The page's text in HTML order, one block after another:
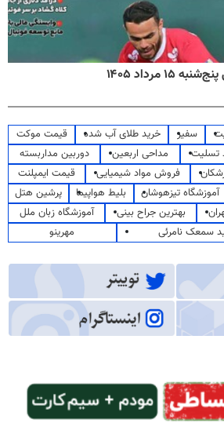
مرداد ۱۴۰۵
سفیر خرید طلای آب شده
قیمت موکت
تسلیت مداحی اربعین
دوربین مداربسته
فروش مواد شیمیایی
قیمت ایمپلنت
آموزشگاه تیزهوشان بلیط هواپیما
پرشین هتل
بهترین جراح بینی
آموزشگاه زبان ملل
سمعک نامرئی
مهرینو